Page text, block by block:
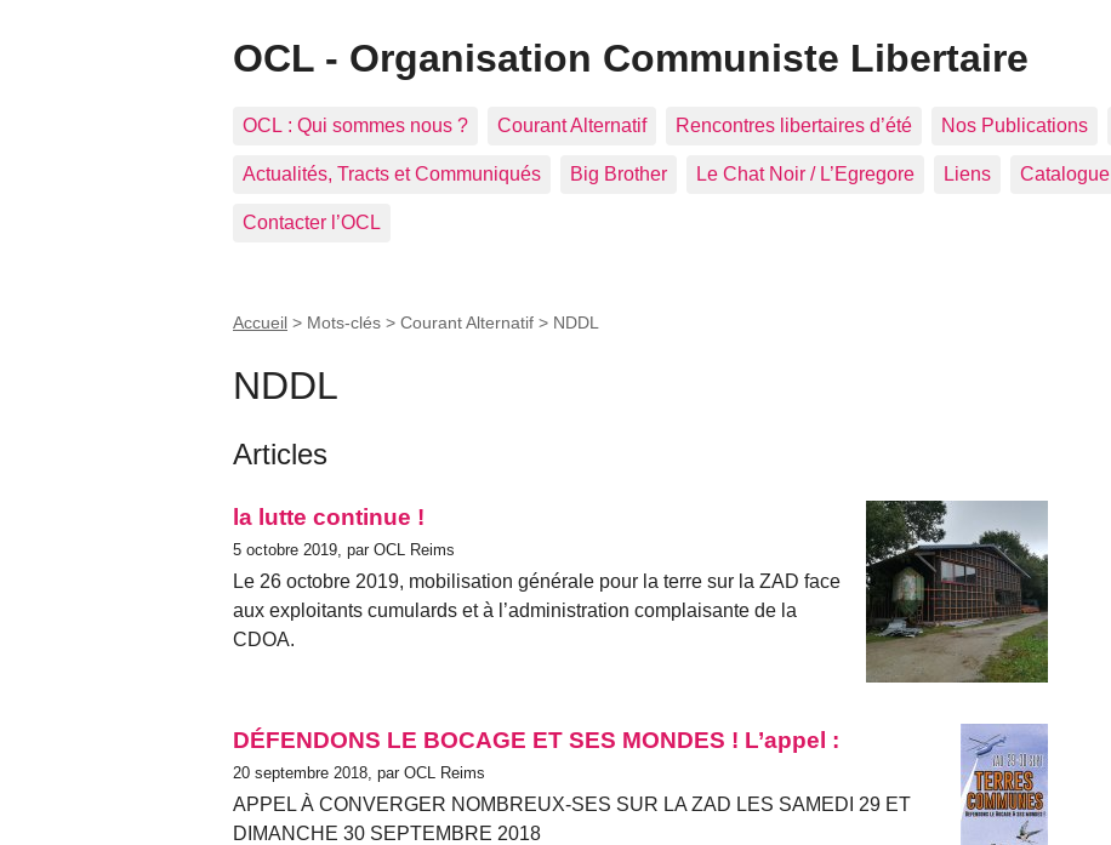
OCL - Organisation Communiste Libertaire
OCL : Qui sommes nous ? Courant Alternatif Rencontres libertaires d’été Nos Publications
Actualités, Tracts et Communiqués Big Brother Le Chat Noir / L’Egregore Liens Catalogue
Contacter l’OCL
Accueil > Mots-clés > Courant Alternatif > NDDL
NDDL
Articles
la lutte continue !
5 octobre 2019, par OCL Reims
Le 26 octobre 2019, mobilisation générale pour la terre sur la ZAD face
aux exploitants cumulards et à l’administration complaisante de la
CDOA.
DÉFENDONS LE BOCAGE ET SES MONDES ! L’appel :
20 septembre 2018, par OCL Reims
APPEL À CONVERGER NOMBREUX-SES SUR LA ZAD LES SAMEDI 29 ET
DIMANCHE 30 SEPTEMBRE 2018